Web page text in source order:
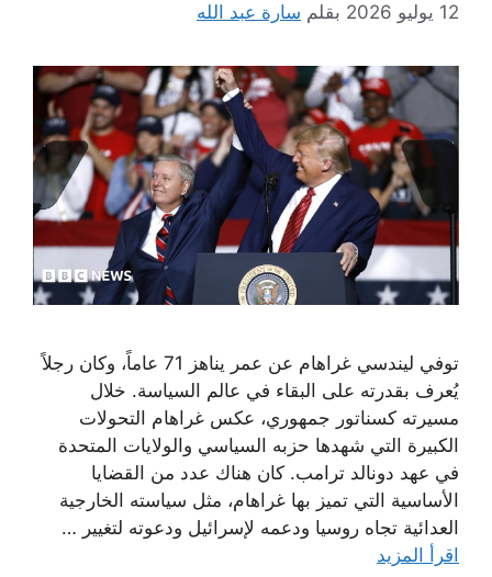
12 يوليو 2026 بقلم سارة عبد الله
توفي ليندسي غراهام عن عمر يناهز 71 عاماً، وكان رجلاً
يُعرف بقدرته على البقاء في عالم السياسة. خلال
مسيرته كسناتور جمهوري، عكس غراهام التحولات
الكبيرة التي شهدها حزبه السياسي والولايات المتحدة
في عهد دونالد ترامب. كان هناك عدد من القضايا
الأساسية التي تميز بها غراهام، مثل سياسته الخارجية
العدائية تجاه روسيا ودعمه لإسرائيل ودعوته لتغيير …
اقرأ المزيد